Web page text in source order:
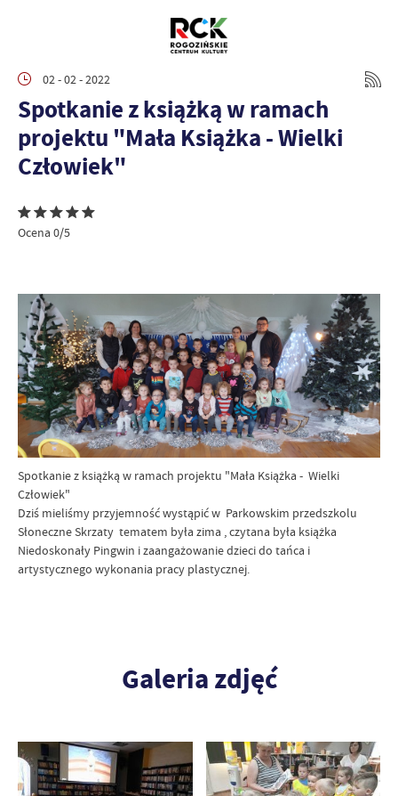
02 - 02 - 2022
Spotkanie z książką w ramach
projektu "Mała Książka - Wielki
Człowiek"
Ocena 0/5
Spotkanie z książką w ramach projektu "Mała Książka - Wielki
Człowiek"
Dziś mieliśmy przyjemność wystąpić w Parkowskim przedszkolu
Słoneczne Skrzaty tematem była zima , czytana była książka
Niedoskonały Pingwin i zaangażowanie dzieci do tańca i
artystycznego wykonania pracy plastycznej.
Galeria zdjęć